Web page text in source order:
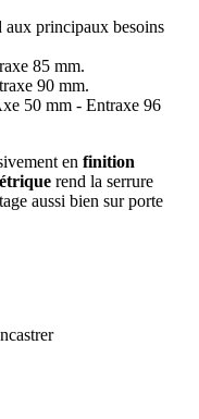
aux principaux besoins
85 mm.
90 mm.
50 mm - Entraxe 96
en finition
rend la serrure
aussi bien sur porte